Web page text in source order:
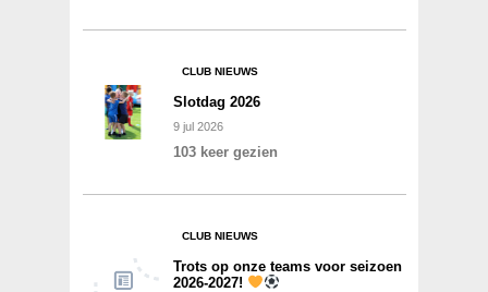
CLUB NIEUWS
Slotdag 2026
9 jul 2026
103 keer gezien
CLUB NIEUWS
Trots op onze teams voor seizoen
2026-2027!